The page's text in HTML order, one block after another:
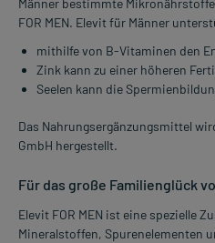
Männer bestimmte
FOR MEN. Elevit für Männer
mithilfe von B-Vitaminen den
Zink kann zu einer höheren
Seelen kann die
Das Nahrungsergänzungsmittel
GmbH hergestellt.
Für das große Familienglück
Elevit FOR MEN ist eine spezielle
Mineralstoffen, Spurenelementen